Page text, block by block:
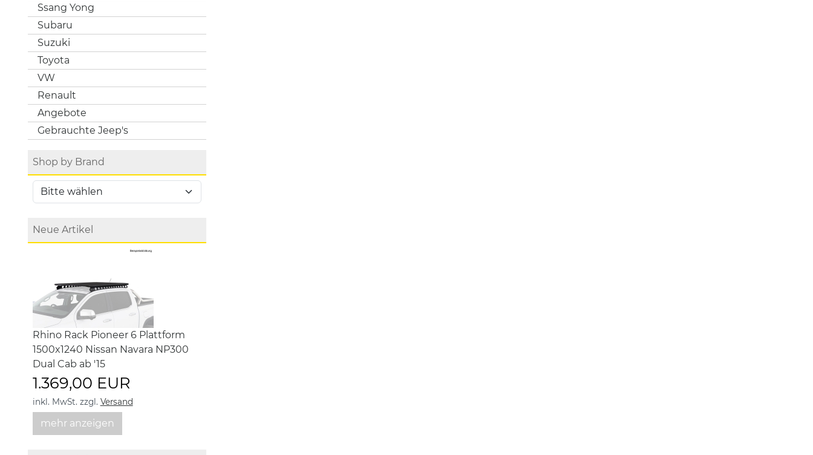
Ssang Yong
Subaru
Suzuki
Toyota
VW
Renault
Angebote
Gebrauchte Jeep's
Shop by Brand
Neue Artikel
Rhino Rack Pioneer 6 Plattform
1500x1240 Nissan Navara NP300
Dual Cab ab '15
1.369,00 EUR
inkl. MwSt. zzgl. Versand
mehr anzeigen